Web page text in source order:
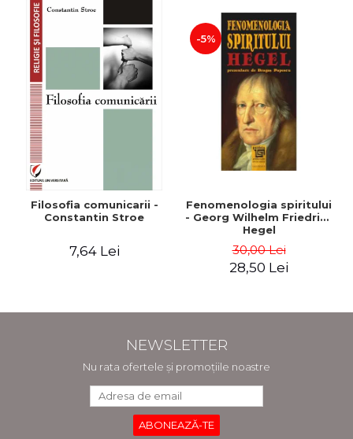
Filosofia comunicarii -
Constantin Stroe
7,64 Lei
-5%
Fenomenologia spiritului
- Georg Wilhelm Friedrich
Hegel
30,00 Lei
28,50 Lei
NEWSLETTER
Nu rata ofertele și promoțiile noastre